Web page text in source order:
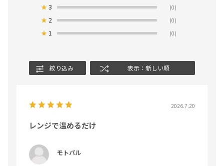
★3 (0)
★ 2 (0)
★ 1 (0)
絞り込み 表示：新しい順
2026.7.20
レンジで温めるだけ
モトパル